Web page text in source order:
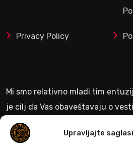
Upravljajte
Privacy Policy
Mi smo relativno mladi tim
je cilj da Vas obaveštavaju o
gejminga